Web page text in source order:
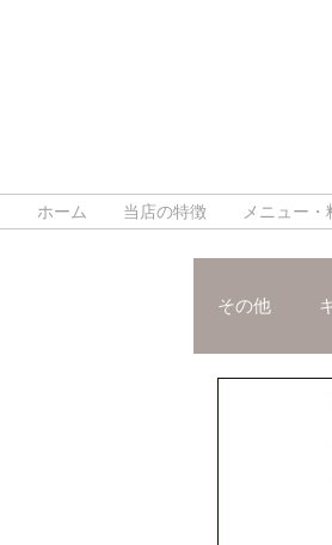
ホーム 当店の特徴 メニュー・
その他
施術ご